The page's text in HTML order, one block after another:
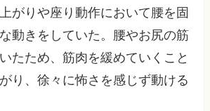
がりや座り動作において腰を固
動きをしていた。腰やお尻の筋
たため、筋肉を緩めていくこと
り、徐々に怖さを感じず動ける